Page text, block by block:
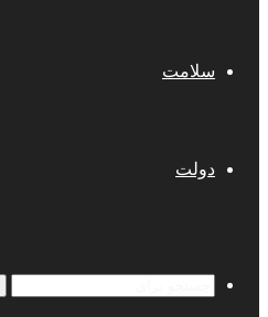
سلامت
دولت